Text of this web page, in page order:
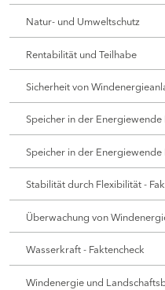
Natur- und Umweltschutz
Rentabilität und Teilhabe
Sicherheit von
Speicher in der Energiewende
Speicher in der Energiewende
Stabilität durch Flexibilität -
Überwachung von
Wasserkraft - Faktencheck
Windenergie und